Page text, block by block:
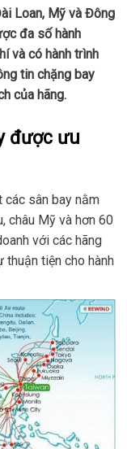
Loan, Mỹ và Đông
đa số hành
và có hành trình
tin chặng bay
của hãng.
được ưu
sân bay nằm
châu Mỹ và hơn 60
với các hãng
tiện cho hành